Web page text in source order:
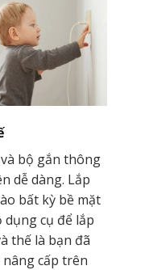
bộ gắn thông
dễ dàng. Lắp
bất kỳ bề mặt
cụ để lắp
thế là bạn đã
cấp trên